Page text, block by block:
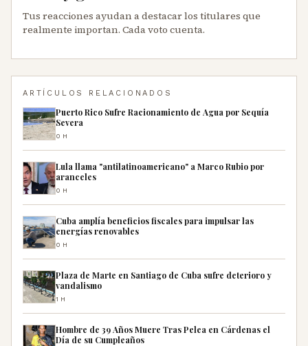
Tus reacciones ayudan a destacar los titulares que
realmente importan. Cada voto cuenta.
ARTÍCULOS RELACIONADOS
Puerto Rico Sufre Racionamiento de Agua por Sequía
Severa
0H
Lula llama "antilatinoamericano" a Marco Rubio por
aranceles
0H
Cuba amplía beneficios fiscales para impulsar las
energías renovables
0H
Plaza de Marte en Santiago de Cuba sufre deterioro y
vandalismo
1H
Hombre de 39 Años Muere Tras Pelea en Cárdenas el
Día de su Cumpleaños